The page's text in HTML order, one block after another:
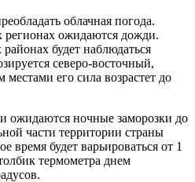
облачная погода.
ожидаются дожди.
будет наблюдаться
северо-восточный,
его сила возрастет до
ожидаются ночные заморозки до
части территории страны
время будет варьироваться от 1
термометра днем